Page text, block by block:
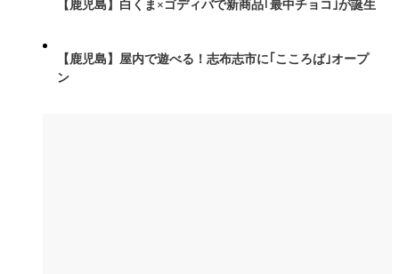
【鹿児島】白くま×ゴディバで新商品｢最中チョコ｣が誕生
【鹿児島】屋内で遊べる！志布志市に｢こころば｣オープ
ン